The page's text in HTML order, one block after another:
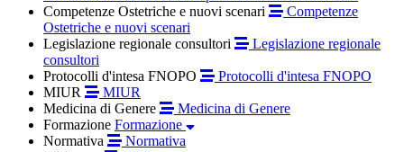
Competenze Ostetriche e nuovi scenari
Competenze
Ostetriche e nuovi scenari
Legislazione regionale consultori
Legislazione regionale
consultori
Protocolli d'intesa FNOPO
Protocolli d'intesa FNOPO
MIUR
MIUR
Medicina di Genere
Medicina di Genere
Formazione Formazione
Normativa
Normativa